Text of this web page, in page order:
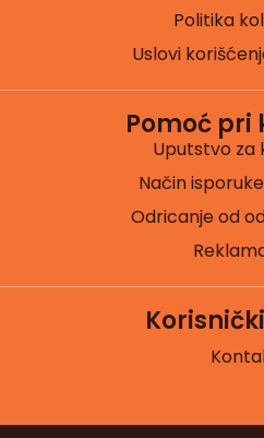
Politika
Uslovi
Pomoć pri
Uputstvo za
Način
Odricanje od